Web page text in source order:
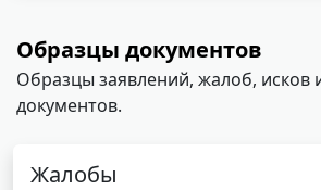
Образцы документов
Образцы заявлений, жалоб, исков
документов.
Жалобы